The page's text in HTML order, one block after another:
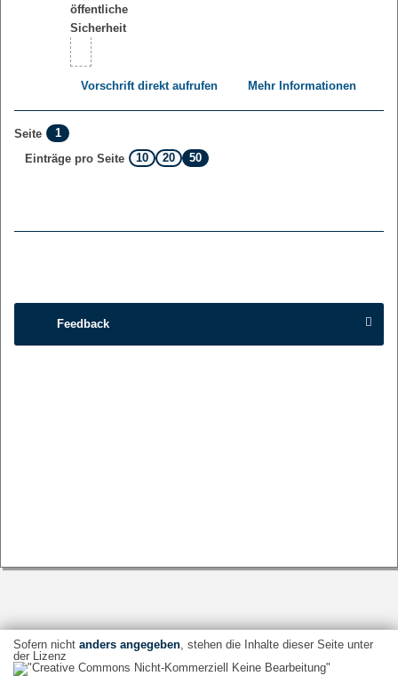
Vorschrift direkt aufrufen Mehr Informationen
Seite
1
Einträge pro Seite
10 20 50
Feedback
Sofern nicht anders angegeben, stehen die Inhalte dieser Seite unter
der Lizenz